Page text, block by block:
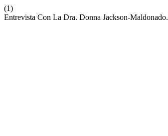
(1)
Entrevista Con La Dra. Donna Jackson-Maldonado.